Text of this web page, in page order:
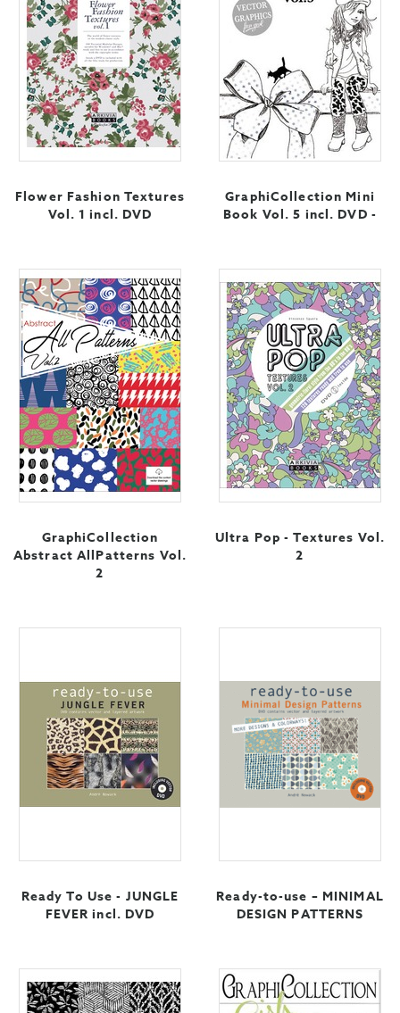
Flower Fashion Textures
Vol. 1 incl. DVD
GraphiCollection Mini
Book Vol. 5 incl. DVD -
GraphiCollection
Abstract AllPatterns Vol.
2
Ultra Pop - Textures Vol.
2
Ready To Use - JUNGLE
FEVER incl. DVD
Ready-to-use – MINIMAL
DESIGN PATTERNS